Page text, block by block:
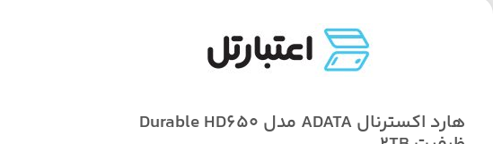
هارد اکسترنال ADATA مدل Durable HD650